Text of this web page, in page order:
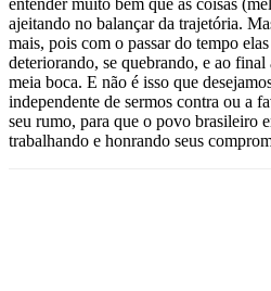
ajeitando no balançar da trajetória.
mais, pois com o passar do tempo
deteriorando, se quebrando, e ao final
meia boca. E não é isso que
independente de sermos contra ou a
seu rumo, para que o povo brasileiro
trabalhando e honrando seus